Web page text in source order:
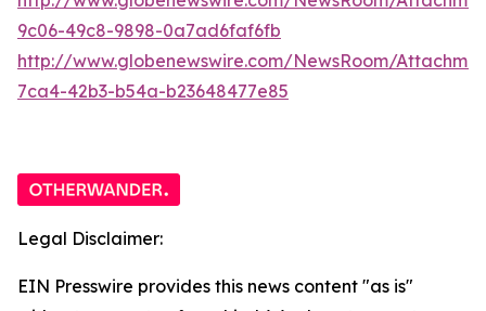
9c06-49c8-9898-0a7ad6faf6fb
http://www.globenewswire.com/NewsRoom/
7ca4-42b3-b54a-b23648477e85
Legal Disclaimer:
EIN Presswire provides this news content "as is"